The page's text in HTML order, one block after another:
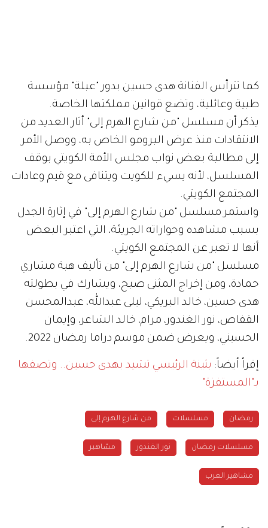
كما تترأس الفنانة هدى حسين بدور "عبلة" مؤسسة
طبية وعائلية، وتضع قوانين مملكتها الخاصة.
يذكر أن مسلسل "من شارع الهرم إلى" أثار العديد من
الانتقادات منذ عرض البرومو الخاص به، ووصل الأمر
إلى مطالبة بعض نواب مجلس الأمة الكويتي بوقف
المسلسل، لأنه يسيء للكويت ويتنافى مع قيم وعادات
المجتمع الكويتي.
واستمر مسلسل "من شارع الهرم إلى" في إثارة الجدل
بسبب مشاهده وحواراته الجريئة، التي اعتبر البعض
أنها لا تعبر عن المجتمع الكويتي.
مسلسل "من شارع الهرم إلى" من تأليف هبة مشاري
حمادة، ومن إخراج المثنى صبح، ويشارك في بطولته
هدى حسين، خالد البريكي، ليلى عبدالله، عبدالمحسن
القفاص، نور الغندور، مرام، خالد الشاعر، وإيمان
الحسيني، ويعرض ضمن موسم دراما رمضان 2022.
إقرأ أيضاً: بثينة الرئيسي تشيد بهدى حسين.. وتصفها
بـ"المستفزة"
رمضان مسلسلات من شارع الهرم إلى
مسلسلات رمضان نور الغندور مشاهير
مشاهير العرب